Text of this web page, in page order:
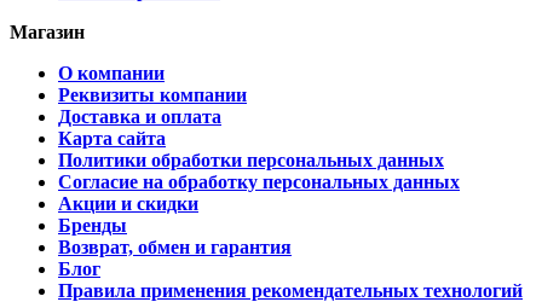
Магазин
О компании
Реквизиты компании
Доставка и оплата
Карта сайта
Политики обработки персональных данных
Согласие на обработку персональных данных
Акции и скидки
Бренды
Возврат, обмен и гарантия
Блог
Правила применения рекомендательных технологий